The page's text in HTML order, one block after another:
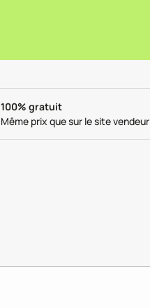
100% gratuit
Même prix que sur le site vendeur